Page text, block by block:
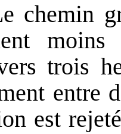
chemin
moins
trois
entre
est